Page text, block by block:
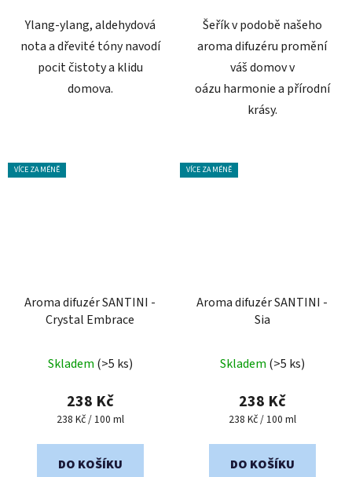
Ylang-ylang, aldehydová
nota a dřevité tóny navodí
pocit čistoty a klidu
domova.
Šeřík v podobě našeho
aroma difuzéru promění
váš domov v
oázu harmonie a přírodní
krásy.
VÍCE ZA MÉNĚ
Aroma difuzér SANTINI -
Crystal Embrace
Skladem (>5 ks)
238 Kč
Měrná
238 Kč / 100 ml
DO KOŠÍKU
VÍCE ZA MÉNĚ
Aroma difuzér SANTINI -
Sia
hodnocení
produktu
je
z
Skladem (>5 ks)
238 Kč
Měrná
238 Kč / 100 ml
DO KOŠÍKU